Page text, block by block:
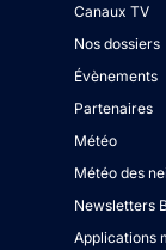
Canaux TV
Nos dossiers
Évènements
Partenaires
Météo
Météo des
Newsletters
Applications